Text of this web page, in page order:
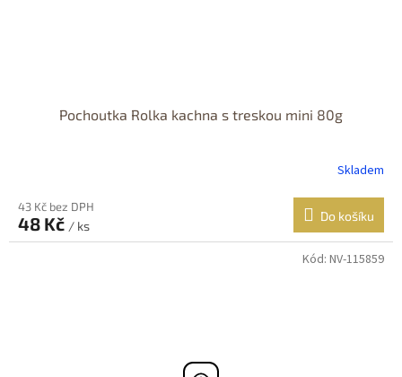
Pochoutka Rolka kachna s treskou mini 80g
Skladem
43 Kč bez DPH
48 Kč / ks
Do košíku
Kód: NV-115859